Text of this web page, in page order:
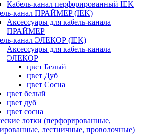
Кабель-канал перфорированный IEK
канал ПРАЙМЕР (IEK)
Аксессуары для кабель-канала
ПРАЙМЕР
канал ЭЛЕКОР (IEK)
Аксессуары для кабель-канала
ЭЛЕКОР
цвет Белый
цвет Дуб
цвет Сосна
цвет белый
цвет дуб
цвет сосна
лотки (перфорированные,
лестничные, проволочные)